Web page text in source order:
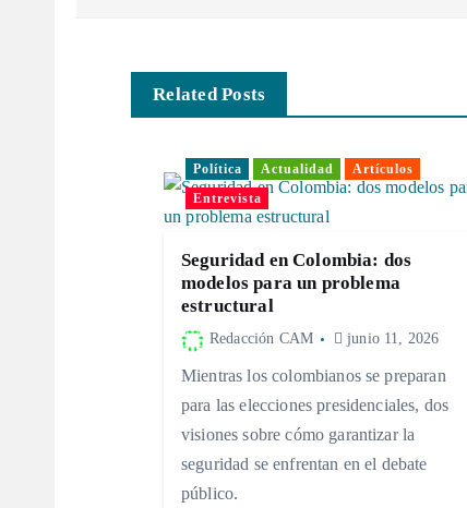
Related Posts
Política Actualidad
Artículos
Entrevista
Seguridad en Colombia: dos
modelos para un problema
estructural
Redacción CAM junio 11, 2026
Mientras los colombianos se preparan
para las elecciones presidenciales, dos
visiones sobre cómo garantizar la
seguridad se enfrentan en el debate
público.